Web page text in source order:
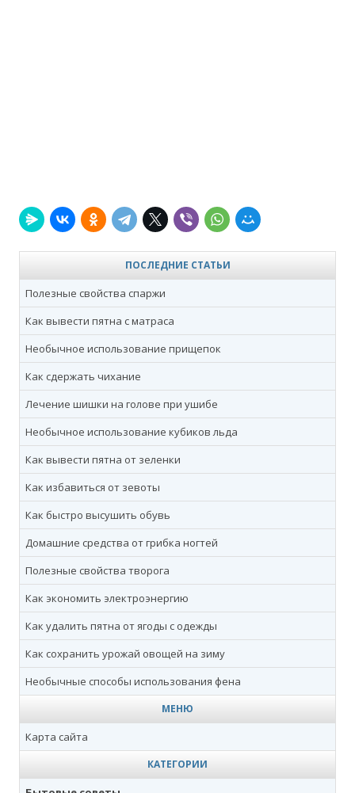
ПОСЛЕДНИЕ СТАТЬИ
Полезные свойства спаржи
Как вывести пятна с матраса
Необычное использование прищепок
Как сдержать чихание
Лечение шишки на голове при ушибе
Необычное использование кубиков льда
Как вывести пятна от зеленки
Как избавиться от зевоты
Как быстро высушить обувь
Домашние средства от грибка ногтей
Полезные свойства творога
Как экономить электроэнергию
Как удалить пятна от ягоды с одежды
Как сохранить урожай овощей на зиму
Необычные способы использования фена
МЕНЮ
Карта сайта
КАТЕГОРИИ